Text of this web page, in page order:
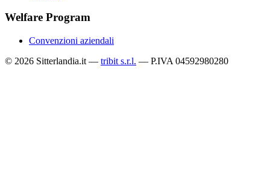
Welfare Program
Convenzioni aziendali
© 2026 Sitterlandia.it — tribit s.r.l. — P.IVA 04592980280